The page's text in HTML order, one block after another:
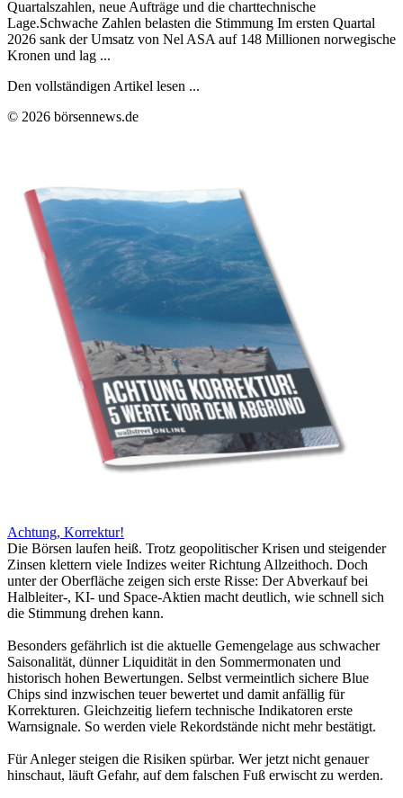
Quartalszahlen, neue Aufträge und die charttechnische
Lage.Schwache Zahlen belasten die Stimmung Im ersten Quartal
2026 sank der Umsatz von Nel ASA auf 148 Millionen norwegische
Kronen und lag ...
Den vollständigen Artikel lesen ...
© 2026 börsennews.de
Achtung, Korrektur!
Die Börsen laufen heiß. Trotz geopolitischer Krisen und steigender
Zinsen klettern viele Indizes weiter Richtung Allzeithoch. Doch
unter der Oberfläche zeigen sich erste Risse: Der Abverkauf bei
Halbleiter-, KI- und Space-Aktien macht deutlich, wie schnell sich
die Stimmung drehen kann.
Besonders gefährlich ist die aktuelle Gemengelage aus schwacher
Saisonalität, dünner Liquidität in den Sommermonaten und
historisch hohen Bewertungen. Selbst vermeintlich sichere Blue
Chips sind inzwischen teuer bewertet und damit anfällig für
Korrekturen. Gleichzeitig liefern technische Indikatoren erste
Warnsignale. So werden viele Rekordstände nicht mehr bestätigt.
Für Anleger steigen die Risiken spürbar. Wer jetzt nicht genauer
hinschaut, läuft Gefahr, auf dem falschen Fuß erwischt zu werden.